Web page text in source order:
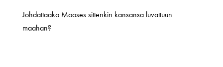
Johdattaako Mooses sittenkin kansansa luvattuun
maahan?